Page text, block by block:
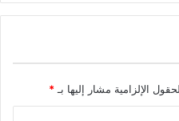
الإلزامية مشار إليها بـ *